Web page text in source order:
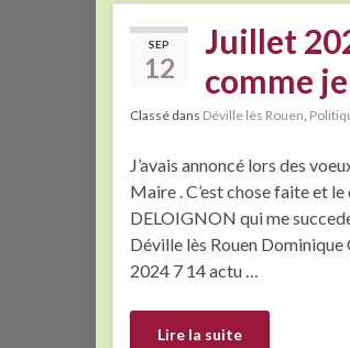
SEP
12
Juillet
comme
Classé dans Déville lès Rouen,
J’avais annoncé lors des
Maire . C’est chose faite et
DELOIGNON qui me
Déville lès Rouen
2024 7 14 actu …
Lire la suite